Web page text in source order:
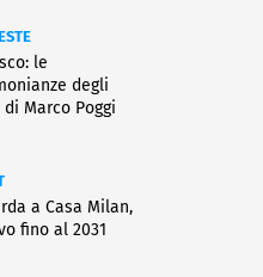
le
degli
Marco Poggi
a Casa Milan,
fino al 2031